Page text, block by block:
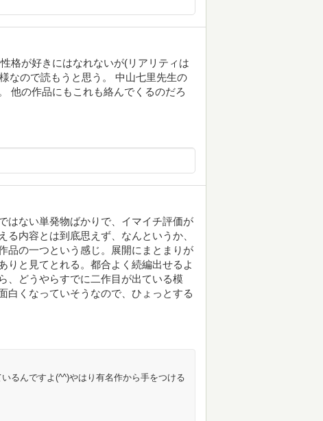
格が好きにはなれないが(リアリティは
なので読もうと思う。 中山七里先生の
他の作品にもこれも絡んでくるのだろ
はない単発物ばかりで、イマイチ評価が
内容とは到底思えず、なんというか、
品の一つという感じ。展開にまとまりが
りと見てとれる。都合よく続編出せるよ
、どうやらすでに二作目が出ている模
白くなっていそうなので、ひょっとする
るんですよ(^^)やはり有名作から手をつける